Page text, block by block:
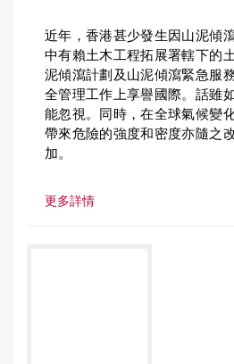
近年，香港甚少發生因山泥傾
中有賴土木工程拓展署轄下的
泥傾瀉計劃及山泥傾瀉緊急服
全管理工作上享譽國際。話雖
能忽視。同時，在全球氣候變
帶來危險的強度和密度亦隨之
加。
更多詳情